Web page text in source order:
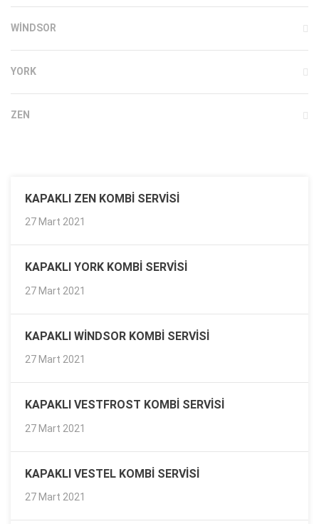
WINDSOR
YORK
ZEN
KAPAKLI ZEN KOMBI SERVISI
27 Mart 2021
KAPAKLI YORK KOMBI SERVISI
27 Mart 2021
KAPAKLI WINDSOR KOMBI SERVISI
27 Mart 2021
KAPAKLI VESTFROST KOMBI SERVISI
27 Mart 2021
KAPAKLI VESTEL KOMBI SERVISI
27 Mart 2021